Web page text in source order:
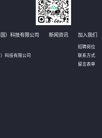
）科技有限公司
科技有限公司
新闻资讯 加入我们
招聘岗位
联系方式
留言表单